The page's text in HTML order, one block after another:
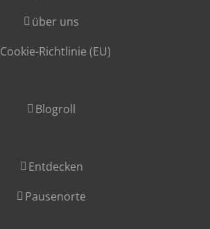
über uns
Cookie-Richtlinie (EU)
Blogroll
Entdecken
Pausenorte